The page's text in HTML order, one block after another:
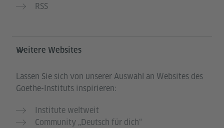
RSS
Weitere Websites
Lassen Sie sich von unserer Auswahl an Websites des
Goethe-Instituts inspirieren:
Institute weltweit
Community „Deutsch für dich“